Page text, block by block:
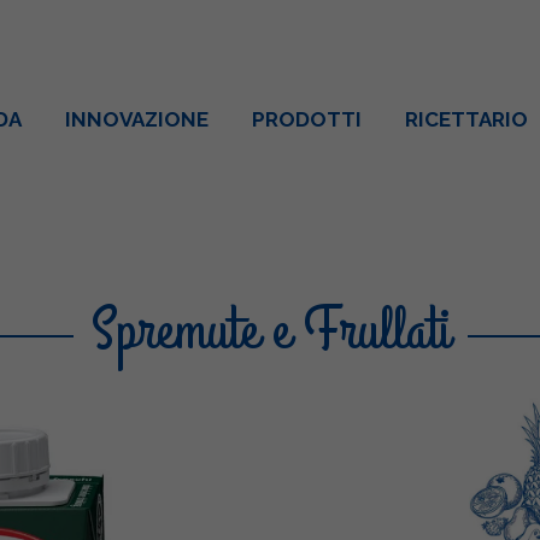
INNOVAZIONE PRODOTTI RICETTARIO
Spremute e Frullati